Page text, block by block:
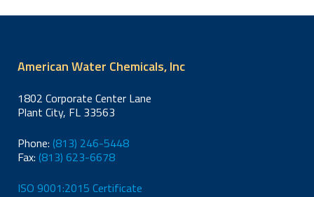
American Water Chemicals, Inc
1802 Corporate Center Lane
Plant City, FL 33563
Phone: (813) 246-5448
Fax: (813) 623-6678
ISO 9001:2015 Certificate